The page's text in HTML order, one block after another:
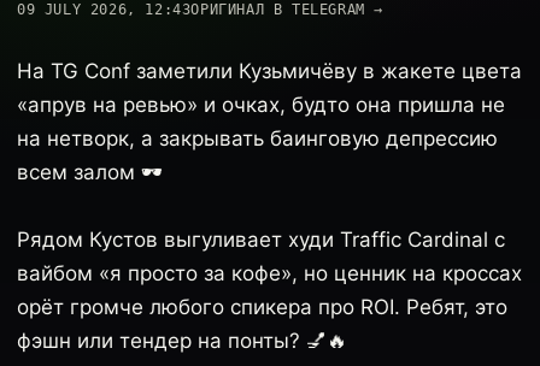
09 JULY 2026, 12:43ОРИГИНАЛ В TELEGRAM →
На TG Conf заметили Кузьмичёву в жакете цвета
«апрув на ревью» и очках, будто она пришла не
на нетворк, а закрывать баинговую депрессию
всем залом 🕶️
Рядом Кустов выгуливает худи Traffic Cardinal с
вайбом «я просто за кофе», но ценник на кроссах
орёт громче любого спикера про ROI. Ребят, это
фэшн или тендер на понты? 💅🔥